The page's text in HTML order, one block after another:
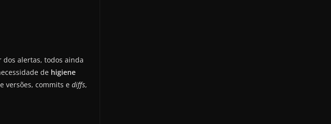
dos alertas, todos ainda
de higiene
versões, commits e diffs,